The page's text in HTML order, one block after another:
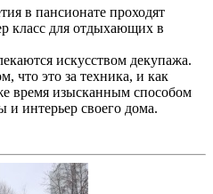
в пансионате проходят
класс для отдыхающих в
искусством декупажа.
что это за техника, и как
время изысканным способом
и интерьер своего дома.